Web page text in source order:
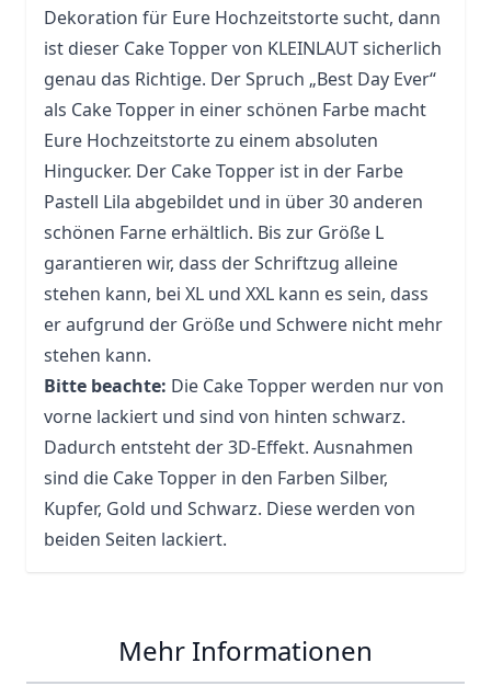
Dekoration für Eure Hochzeitstorte sucht, dann
ist dieser Cake Topper von KLEINLAUT sicherlich
genau das Richtige. Der Spruch „Best Day Ever“
als Cake Topper in einer schönen Farbe macht
Eure Hochzeitstorte zu einem absoluten
Hingucker. Der Cake Topper ist in der Farbe
Pastell Lila abgebildet und in über 30 anderen
schönen Farne erhältlich. Bis zur Größe L
garantieren wir, dass der Schriftzug alleine
stehen kann, bei XL und XXL kann es sein, dass
er aufgrund der Größe und Schwere nicht mehr
stehen kann.
Bitte beachte: Die Cake Topper werden nur von
vorne lackiert und sind von hinten schwarz.
Dadurch entsteht der 3D-Effekt. Ausnahmen
sind die Cake Topper in den Farben Silber,
Kupfer, Gold und Schwarz. Diese werden von
beiden Seiten lackiert.
Mehr Informationen